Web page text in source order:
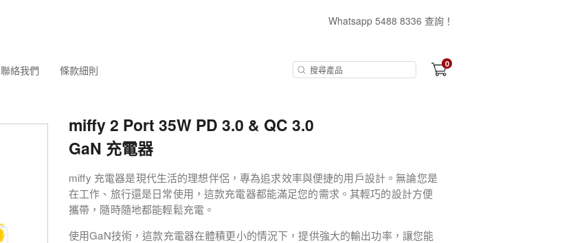
Whatsapp 5488 8336 查詢！
聯絡我們 條款細則 0
miffy 2 Port 35W PD 3.0 & QC 3.0
GaN 充電器
miffy 充電器是現代生活的理想伴侶，專為追求效率與便捷的用戶設計。無論您是
在工作、旅行還是日常使用，這款充電器都能滿足您的需求。其輕巧的設計方便
攜帶，隨時隨地都能輕鬆充電。
使用GaN技術，這款充電器在體積更小的情況下，提供強大的輸出功率，讓您能